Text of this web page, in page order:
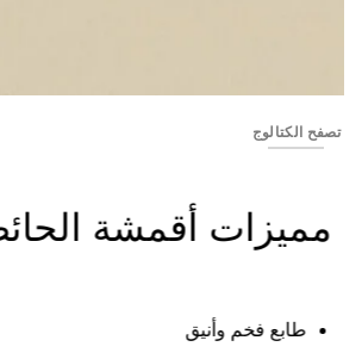
تصفح الكتالوج
مميزات أقمشة
طابع فخم وأنيق